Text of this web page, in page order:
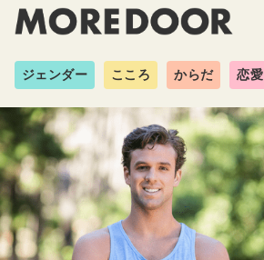
ジェンダー こころ からだ 恋愛